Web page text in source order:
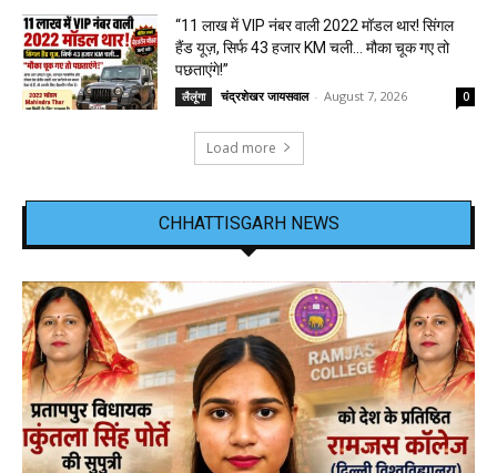
“11 लाख में VIP नंबर वाली 2022 मॉडल थार! सिंगल
हैंड यूज़, सिर्फ 43 हजार KM चली… मौका चूक गए तो
पछताएंगे!”
लैलूंगा चंद्रशेखर जायसवाल - August 7, 2026 0
Load more
CHHATTISGARH NEWS